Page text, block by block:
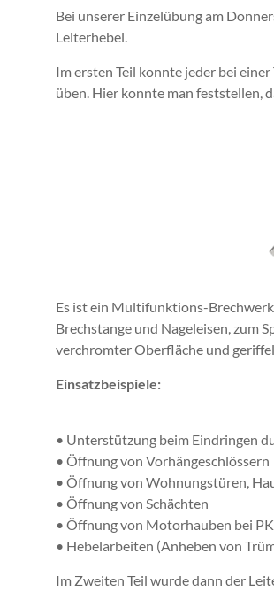
Bei unserer Einzelübung am
Leiterhebel.
Im ersten Teil konnte jeder bei
üben. Hier konnte man feststellen,
Es ist ein Multifunktions-
Brechstange und Nageleisen, zum
verchromter Oberfläche und
Einsatzbeispiele:
• Unterstützung beim Eindringen
• Öffnung von Vorhängeschlössern
• Öffnung von Wohnungstüren,
• Öffnung von Schächten
• Öffnung von Motorhauben bei
• Hebelarbeiten (Anheben von
Im Zweiten Teil wurde dann der